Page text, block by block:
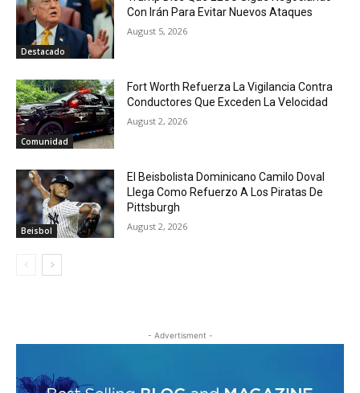
Destacado
Con Irán Para Evitar Nuevos Ataques
August 5, 2026
Comunidad
Fort Worth Refuerza La Vigilancia Contra
Conductores Que Exceden La Velocidad
August 2, 2026
Beisbol
El Beisbolista Dominicano Camilo Doval
Llega Como Refuerzo A Los Piratas De
Pittsburgh
August 2, 2026
- Advertisment -